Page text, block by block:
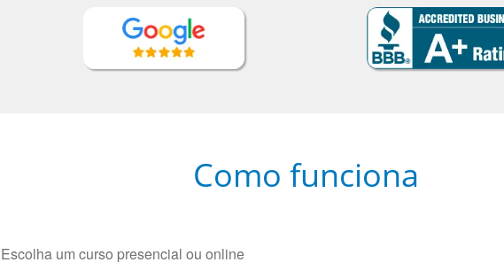
Como funciona
Escolha um curso presencial ou online